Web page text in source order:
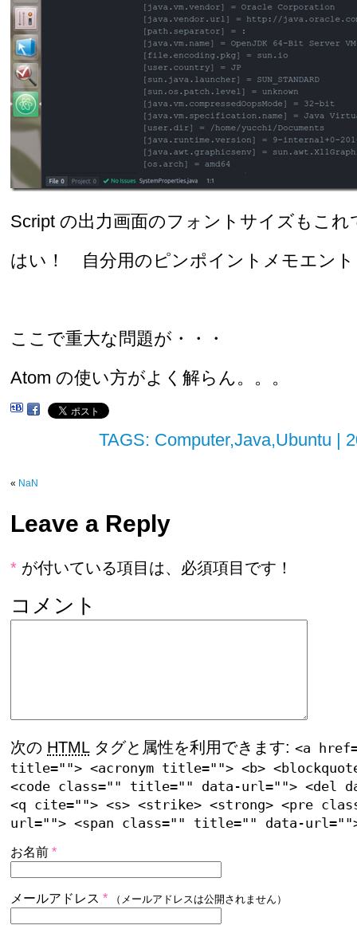
Script の出力画面のフォントサイズもこれ
はい！ 自分用のピンポイントメモエン
ここで重大な問題が・・・
Atom の使い方がよく解らん。。。
TAGS: Computer,Java,Ubuntu |
« NaN
Leave a Reply
* が付いている項目は、必須項目です！
コメント
次の HTMLタグと属性を利用できます: <a
title=""> <acronym title=""> <b>
<code class="" title="" data-url=""> <del
<q cite=""> <s> <strike> <strong> <pre
url=""> <span class="" title="" data-
お名前 *
メールアドレス * （メールアドレスは公開されません）